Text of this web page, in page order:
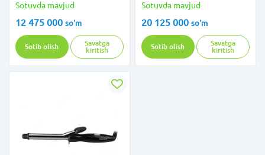
Sotuvda mavjud
12 475 000 so'm
Sotib olish
Savatga
kiritish
Sotuvda mavjud
20 125 000 so'm
Sotib olish
Savatga
kiritish